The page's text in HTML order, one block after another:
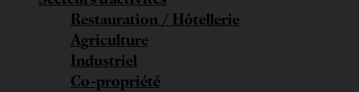
Restauration / Hôtellerie
Agriculture
Industriel
Co-propriété